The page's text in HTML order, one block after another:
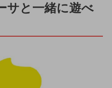
サと一緒に遊べ